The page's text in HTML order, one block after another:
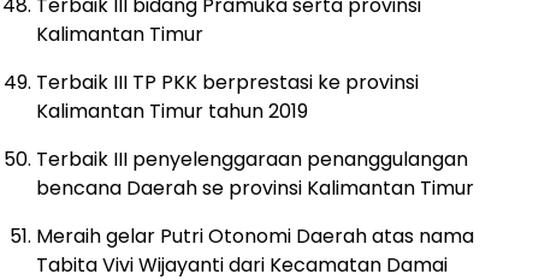
Kalimantan Timur
Terbaik III TP PKK berprestasi ke provinsi
Kalimantan Timur tahun 2019
Terbaik III penyelenggaraan penanggulangan
bencana Daerah se provinsi Kalimantan Timur
Meraih gelar Putri Otonomi Daerah atas nama
Tabita Vivi Wijayanti dari Kecamatan Damai